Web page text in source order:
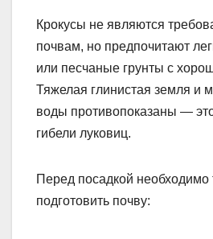
Крокусы не являются
почвам, но предпочитают
или песчаные грунты с
Тяжелая глинистая земля и
воды противопоказаны —
гибели луковиц.
Перед посадкой необходимо
подготовить почву: